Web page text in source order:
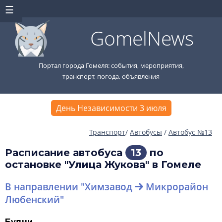
GomelNews
Портал города Гомеля: события, мероприятия,
транспорт, погода, объявления
День Независимости 3 июля
Транспорт/ Автобусы / Автобус №13
Расписание автобуса 13
по
остановке "Улица Жукова" в Гомеле
В направлении "Химзавод
Микрорайон
Любенский"